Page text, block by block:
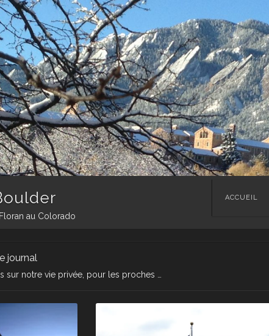
au Colorado
Skip
ACCUEIL
journal
sur notre vie privée, pour les proches …